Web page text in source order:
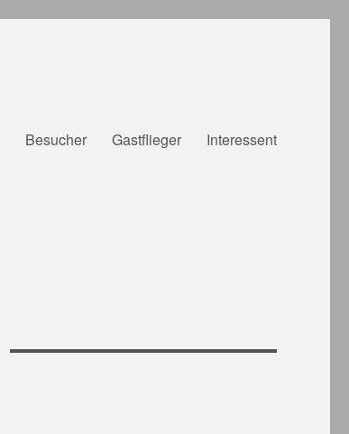
Besucher Gastflieger Interessent